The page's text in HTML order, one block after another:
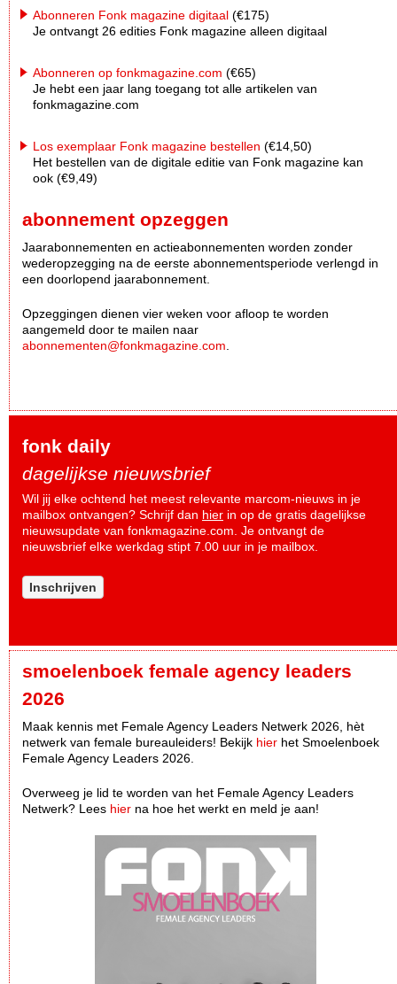
Abonneren Fonk magazine digitaal (€175)
Je ontvangt 26 edities Fonk magazine alleen digitaal
Abonneren op fonkmagazine.com (€65)
Je hebt een jaar lang toegang tot alle artikelen van
fonkmagazine.com
Los exemplaar Fonk magazine bestellen (€14,50)
Het bestellen van de digitale editie van Fonk magazine kan
ook (€9,49)
abonnement opzeggen
Jaarabonnementen en actieabonnementen worden zonder
wederopzegging na de eerste abonnementsperiode verlengd in
een doorlopend jaarabonnement.
Opzeggingen dienen vier weken voor afloop te worden
aangemeld door te mailen naar
abonnementen@fonkmagazine.com
fonk daily
dagelijkse nieuwsbrief
Wil jij elke ochtend het meest relevante marcom-nieuws in je
mailbox ontvangen? Schrijf dan hier in op de gratis dagelijkse
nieuwsupdate van fonkmagazine.com. Je ontvangt de
nieuwsbrief elke werkdag stipt 7.00 uur in je mailbox.
Inschrijven
smoelenboek female agency leaders
2026
Maak kennis met Female Agency Leaders Netwerk 2026, hèt
netwerk van female bureauleiders! Bekijk hier het Smoelenboek
Female Agency Leaders 2026.
Overweeg je lid te worden van het Female Agency Leaders
Netwerk? Lees hier na hoe het werkt en meld je aan!